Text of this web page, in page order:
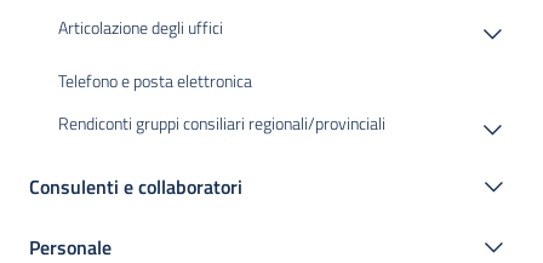
Articolazione degli uffici
Telefono e posta elettronica
Rendiconti gruppi consiliari regionali/provinciali
Consulenti e collaboratori
Personale